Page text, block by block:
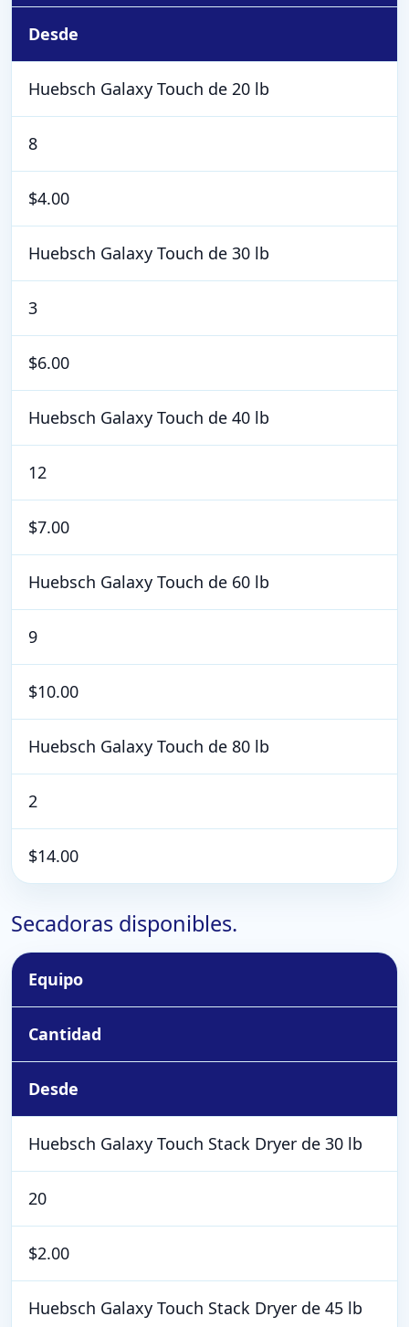
Desde
Huebsch Galaxy Touch de 20 lb
8
$4.00
Huebsch Galaxy Touch de 30 lb
3
$6.00
Huebsch Galaxy Touch de 40 lb
12
$7.00
Huebsch Galaxy Touch de 60 lb
9
$10.00
Huebsch Galaxy Touch de 80 lb
2
$14.00
Secadoras disponibles.
Equipo
Cantidad
Desde
Huebsch Galaxy Touch Stack Dryer de 30 lb
20
$2.00
Huebsch Galaxy Touch Stack Dryer de 45 lb